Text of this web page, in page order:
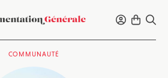
COMMUNAUTÉ